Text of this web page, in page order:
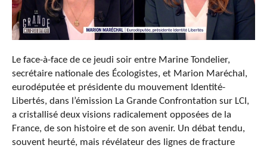
Le face-à-face de ce jeudi soir entre Marine Tondelier,
secrétaire nationale des Écologistes, et Marion Maréchal,
eurodéputée et présidente du mouvement Identité-
Libertés, dans l’émission La Grande Confrontation sur LCI,
a cristallisé deux visions radicalement opposées de la
France, de son histoire et de son avenir. Un débat tendu,
souvent heurté, mais révélateur des lignes de fracture